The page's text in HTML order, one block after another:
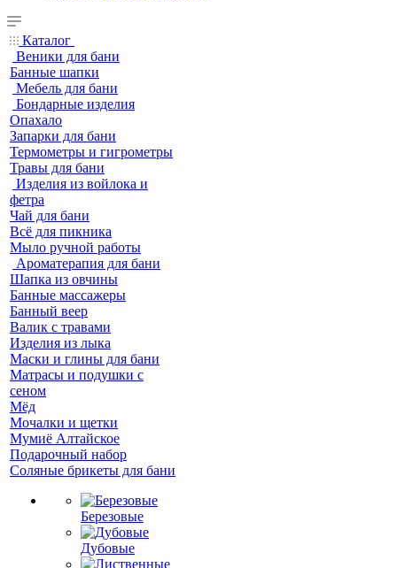
Каталог
Веники для бани
Банные шапки
Мебель для бани
Бондарные изделия
Опахало
Запарки для бани
Термометры и гигрометры
Травы для бани
Изделия из войлока и
фетра
Чай для бани
Всё для пикника
Мыло ручной работы
Ароматерапия для бани
Шапка из овчины
Банные массажеры
Банный веер
Валик с травами
Изделия из лыка
Маски и глины для бани
Матрасы и подушки с
сеном
Мёд
Мочалки и щетки
Мумиё Алтайское
Подарочный набор
Соляные брикеты для бани
Березовые
Дубовые